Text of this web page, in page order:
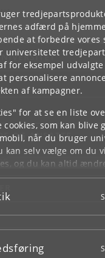
adfærd på
at forbedre vores
universitetet
for eksempel
personalisere
af kampagner.
for at se en liste
som kan blive
når du bruger
kan selv vælge om du
og du kan altid
privatlivspolitiksom
eller afslå
eller afslå
OG ANSATTE